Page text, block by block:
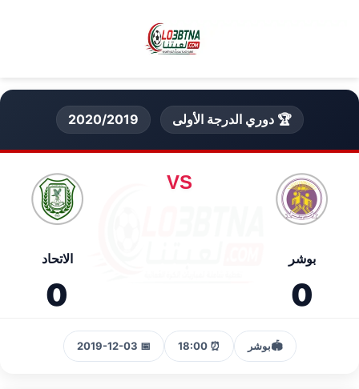
🏆 دوري الدرجة الأولى 2020/2019
بوشر
0
VS
الاتحاد
0
🏟️بوشر ⏰ 18:00
📅 2019-12-03